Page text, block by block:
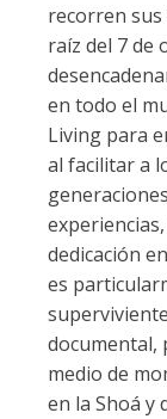
recorren sus
raíz del 7 de
en todo el
Living para
al facilitar a
dedicación
es
documental,
medio de
en la Shoá y